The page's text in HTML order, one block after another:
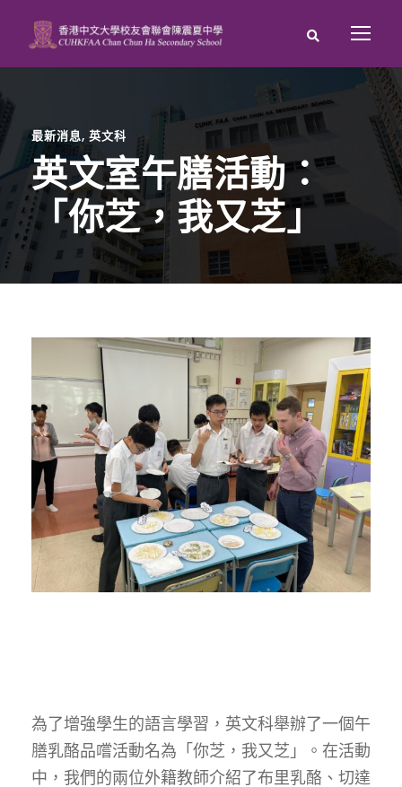
最新消息, 英文科
英文室午膳活動：
「你芝，我又芝」
為了增強學生的語言學習，英文科舉辦了一個午
膳乳酪品嚐活動名為「你芝，我又芝」。在活動
中，我們的兩位外籍教師介紹了布里乳酪、切達